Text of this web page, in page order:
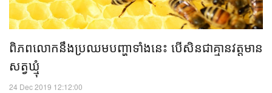
ពិភពលោកនឹងប្រឈមបញ្ហាទាំងនេះ បើសិនជាគ្មានវត្តមាន
សត្វឃ្មុំ
24 Dec 2019 12:12:00